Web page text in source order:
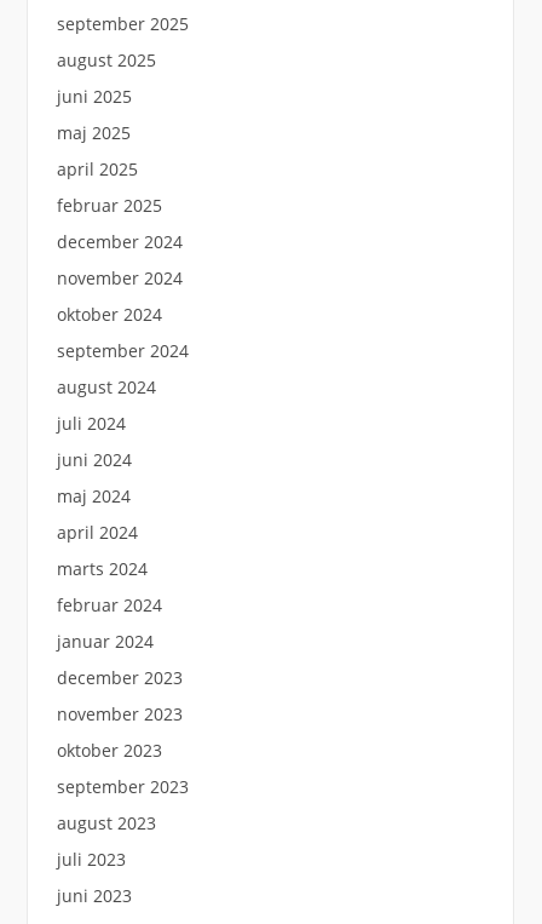
september 2025
august 2025
juni 2025
maj 2025
april 2025
februar 2025
december 2024
november 2024
oktober 2024
september 2024
august 2024
juli 2024
juni 2024
maj 2024
april 2024
marts 2024
februar 2024
januar 2024
december 2023
november 2023
oktober 2023
september 2023
august 2023
juli 2023
juni 2023